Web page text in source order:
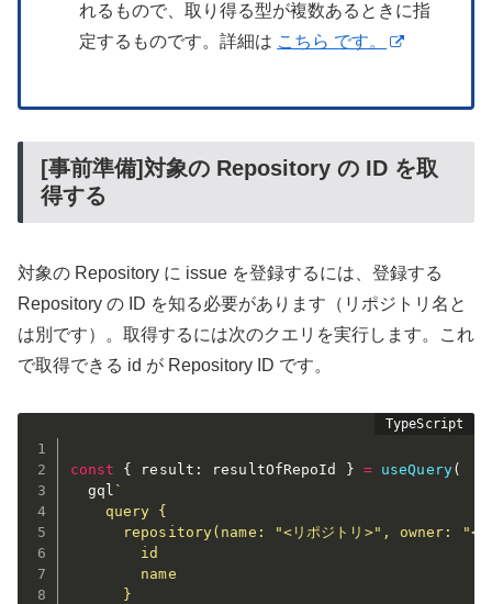
れるもので、取り得る型が複数あるときに指
定するものです。詳細は こちら です。
[事前準備]対象の Repository の ID を取
得する
対象の Repository に issue を登録するには、登録する
Repository の ID を知る必要があります（リポジトリ名と
は別です）。取得するには次のクエリを実行します。これ
で取得できる id が Repository ID です。
const { result : resultOfRepoId } = useQuery(
  gql
`
    query {
repository(name: "<リポジトリ>", owner: "<
        id
        name
      }